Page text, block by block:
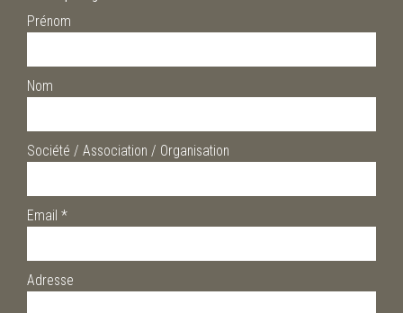
Prénom
Nom
Société / Association / Organisation
Email *
Adresse